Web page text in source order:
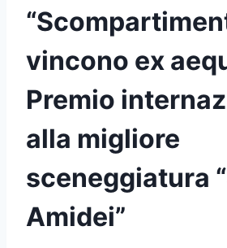
vincono ex
Premio
alla migliore
sceneggiatura
Amidei”